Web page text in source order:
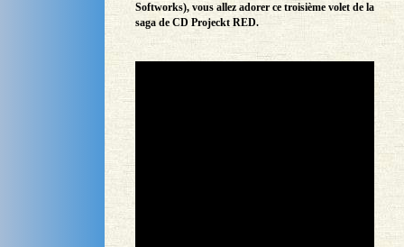
Softworks), vous allez adorer ce troisième volet de la
saga de CD Projeckt RED.